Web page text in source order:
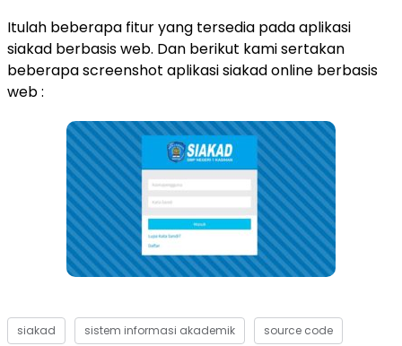
Itulah beberapa fitur yang tersedia pada aplikasi
siakad berbasis web. Dan berikut kami sertakan
beberapa screenshot aplikasi siakad online berbasis
web :
siakad sistem informasi akademik source code